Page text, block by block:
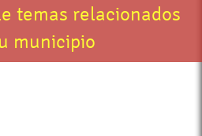
temas relacionados
municipio